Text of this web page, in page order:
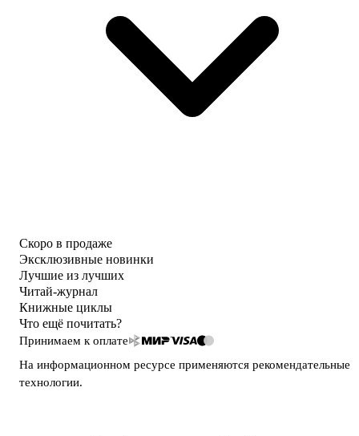
Скоро в продаже
Эксклюзивные новинки
Лучшие из лучших
Читай-журнал
Книжные циклы
Что ещё почитать?
Принимаем к оплате
На информационном ресурсе применяются рекомендательные
технологии.